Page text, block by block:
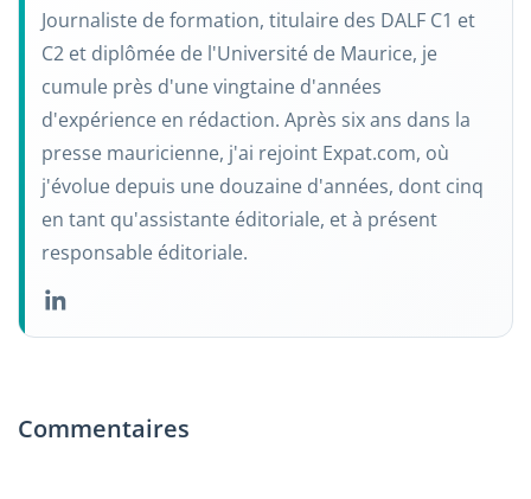
Journaliste de formation, titulaire des DALF C1 et
C2 et diplômée de l'Université de Maurice, je
cumule près d'une vingtaine d'années
d'expérience en rédaction. Après six ans dans la
presse mauricienne, j'ai rejoint Expat.com, où
j'évolue depuis une douzaine d'années, dont cinq
en tant qu'assistante éditoriale, et à présent
responsable éditoriale.
Commentaires